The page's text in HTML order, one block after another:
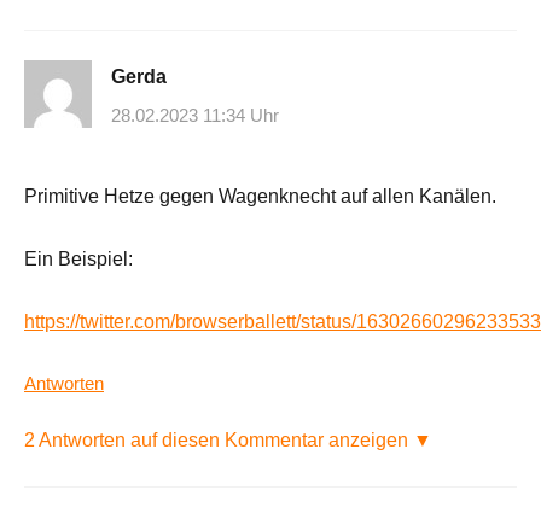
Gerda
28.02.2023 11:34 Uhr
Primitive Hetze gegen Wagenknecht auf allen Kanälen.
Ein Beispiel:
https://twitter.com/browserballett/status/
Antworten
2 Antworten auf diesen Kommentar anzeigen ▼